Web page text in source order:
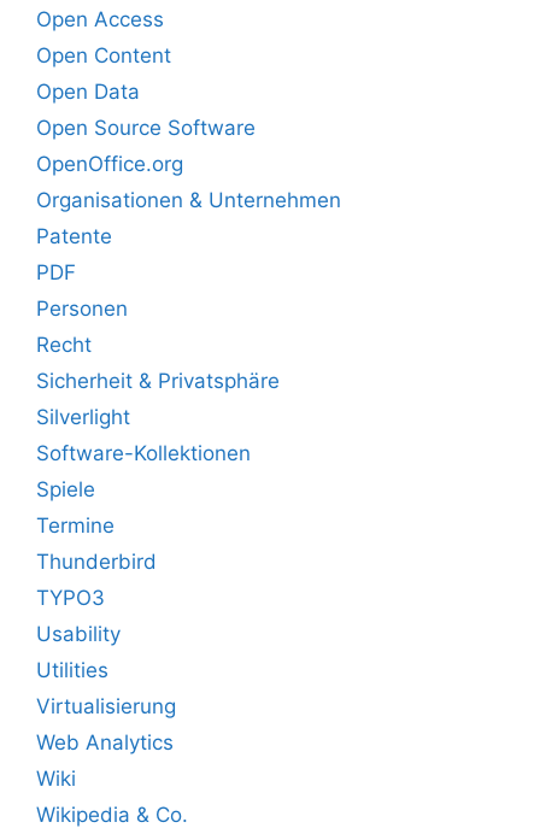
Open Access
Open Content
Open Data
Open Source Software
OpenOffice.org
Organisationen & Unternehmen
Patente
PDF
Personen
Recht
Sicherheit & Privatsphäre
Silverlight
Software-Kollektionen
Spiele
Termine
Thunderbird
TYPO3
Usability
Utilities
Virtualisierung
Web Analytics
Wiki
Wikipedia & Co.